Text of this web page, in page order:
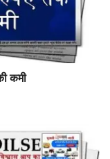
कमी